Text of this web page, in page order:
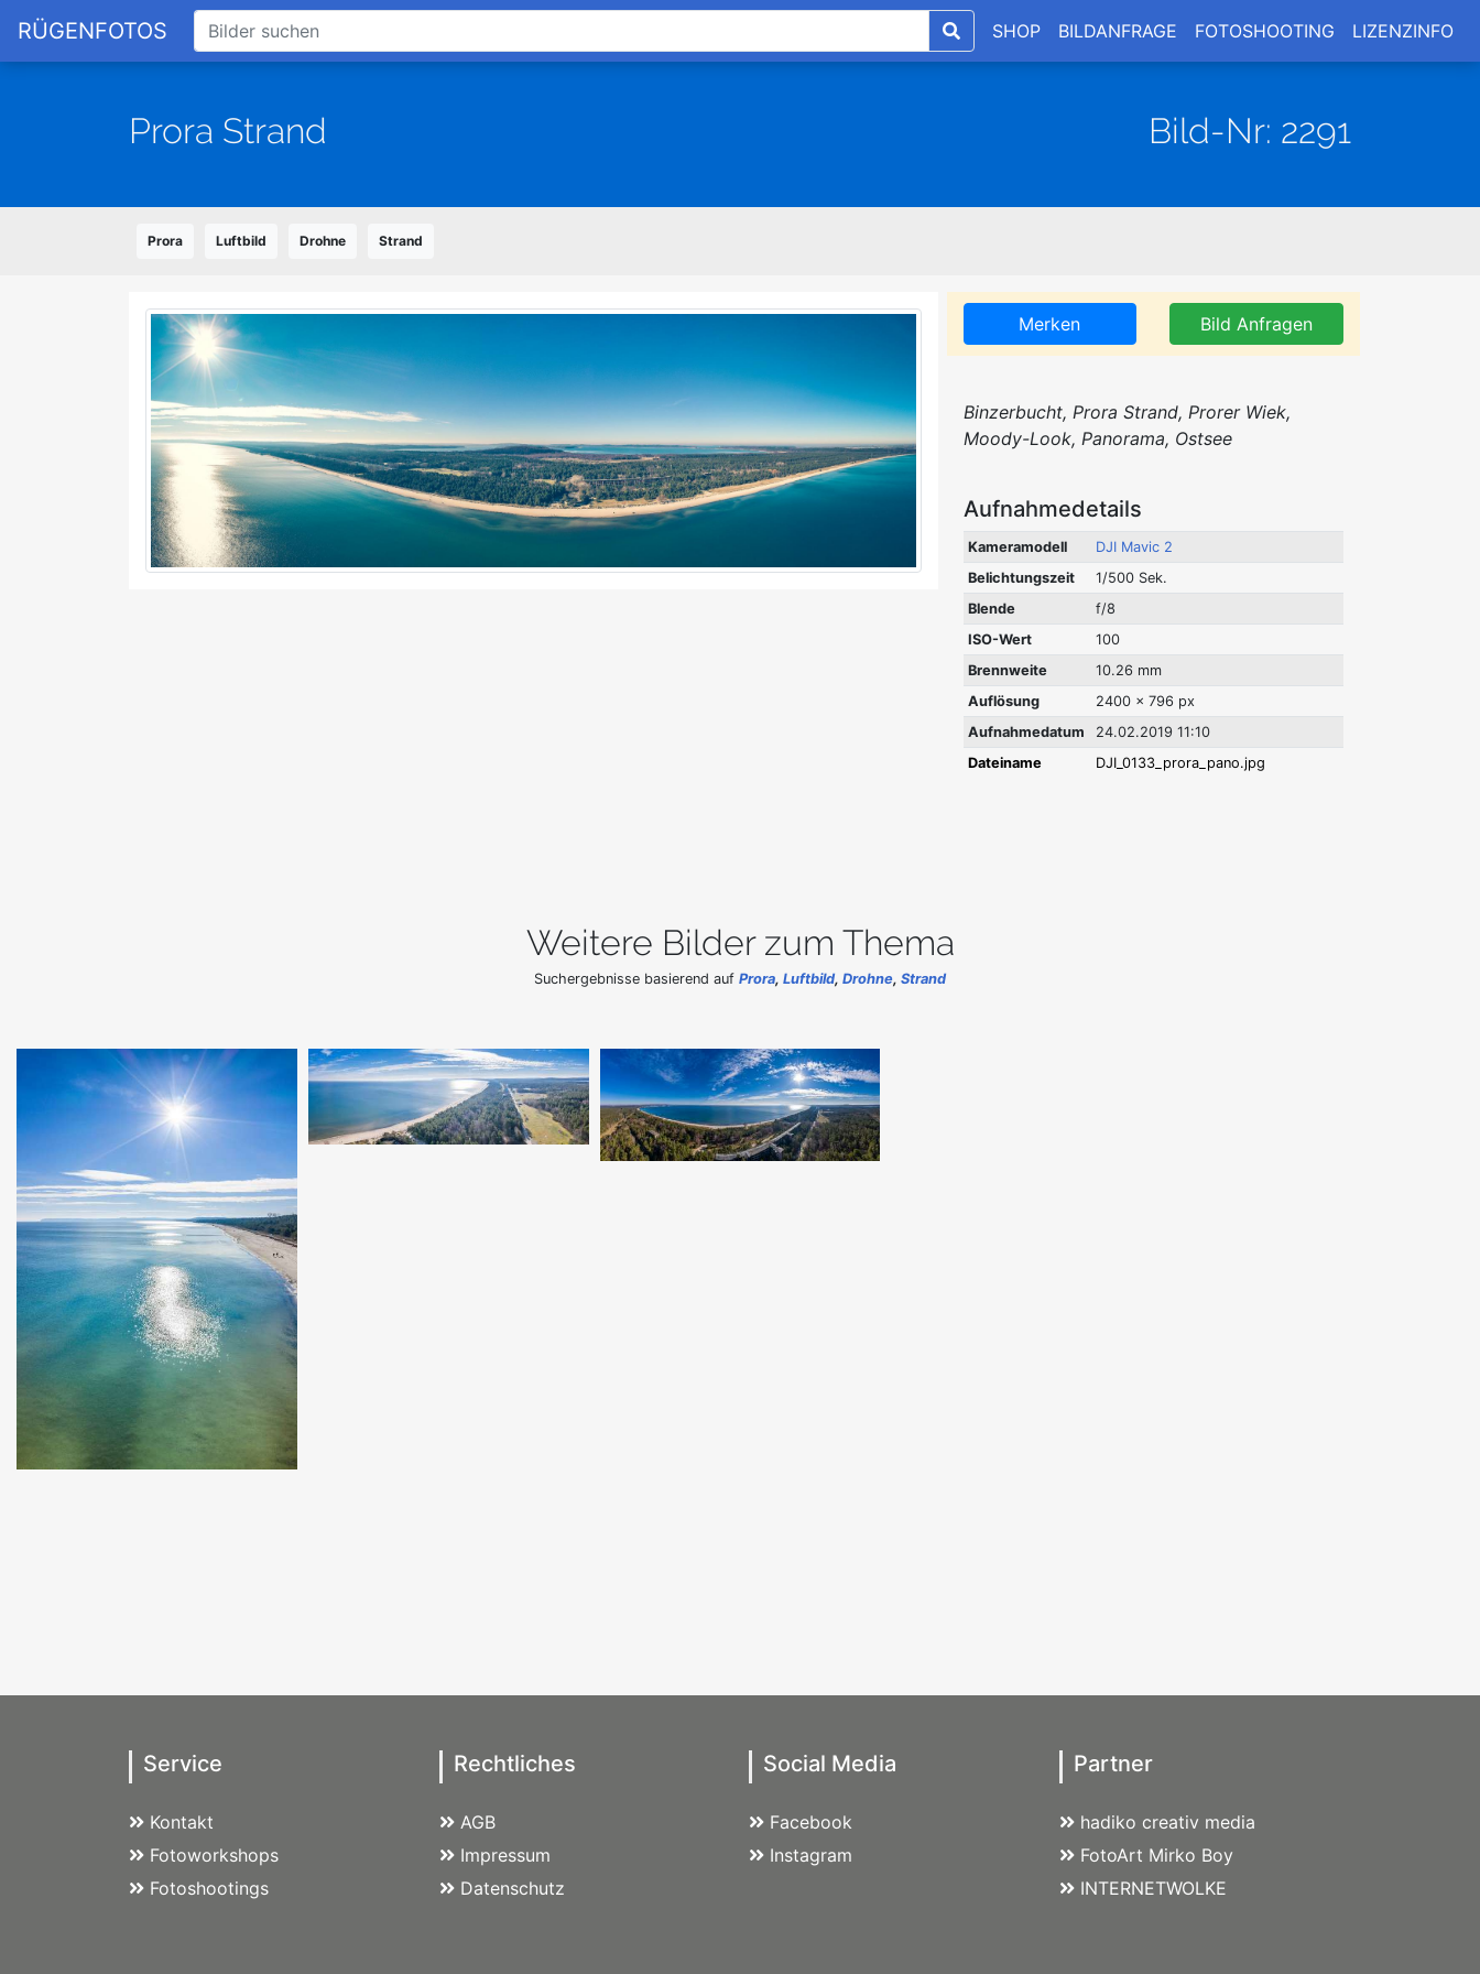
RÜGENFOTOS SHOP BILDANFRAGE FOTOSHOOTING LIZENZINFO
Prora Strand Bild-Nr: 2291
Prora Luftbild Drohne Strand
Merken Bild Anfragen
Binzerbucht, Prora Strand, Prorer Wiek,
Moody-Look, Panorama, Ostsee
Aufnahmedetails
Kameramodell
DJI Mavic 2
Belichtungszeit
1/500 Sek.
Blende
f/8
ISO-Wert
100
Brennweite
10.26 mm
Auflösung
2400 x 796 px
Aufnahmedatum
24.02.2019 11:10
Dateiname
DJI_0133_prora_pano.jpg
Weitere Bilder zum Thema
Suchergebnisse basierend auf Prora, Luftbild, Drohne, Strand
Service
Kontakt
Fotoworkshops
Fotoshootings
Rechtliches
AGB
Impressum
Datenschutz
Social Media
Facebook
Instagram
Partner
hadiko creativ media
FotoArt Mirko Boy
INTERNETWOLKE